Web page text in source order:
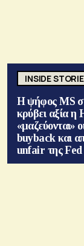
INSIDE
Η ψήφος MS
κρύβει αξία
«μαζεύονται»
buyback και
unfair της Fed